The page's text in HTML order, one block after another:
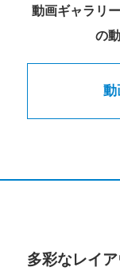
動画ギャラリ
の
動
多彩なレイア